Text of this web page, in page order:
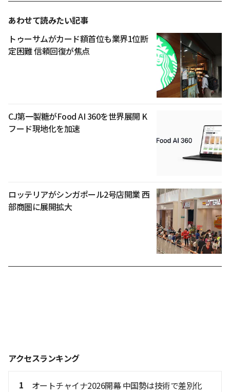
あわせて読みたい記事
トゥーサムがカード額首位も業界1位断
定困難 信頼回復が焦点
CJ第一製糖がFood AI 360を世界展開 K
フード現地化を加速
ロッテリアがシンガポール2号店開業 西
部商圏に展開拡大
アクセスランキング
1
オートチャイナ2026開幕 中国勢は技術で差別化